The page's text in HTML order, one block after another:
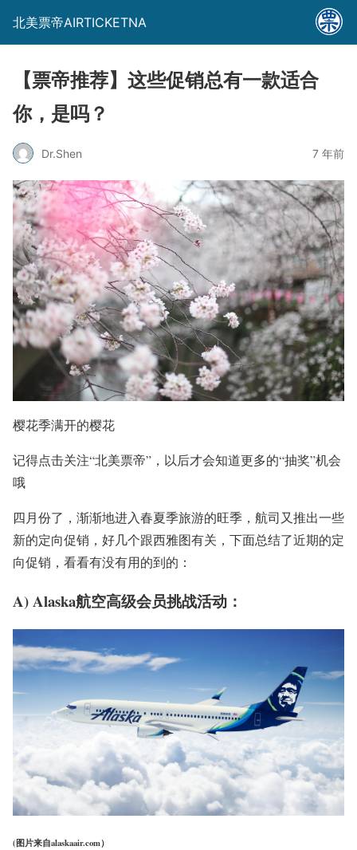
北美票帝AIRTICKETNA
【票帝推荐】这些促销总有一款适合
你，是吗？
Dr.Shen 7 年前
樱花季满开的樱花
记得点击关注“北美票帝”，以后才会知道更多的“抽奖”机会
哦
四月份了，渐渐地进入春夏季旅游的旺季，航司又推出一些
新的定向促销，好几个跟西雅图有关，下面总结了近期的定
向促销，看看有没有用的到的：
A) Alaska航空高级会员挑战活动：
(图片来自alaskaair.com）